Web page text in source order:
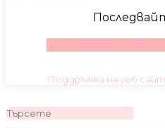
Поддръжка на уеб